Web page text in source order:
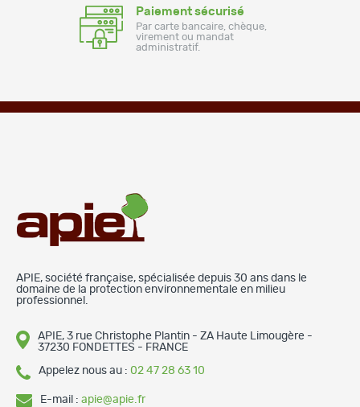
Paiement sécurisé
Par carte bancaire, chèque,
virement ou mandat
administratif.
APIE, société française, spécialisée depuis 30 ans dans le
domaine de la protection environnementale en milieu
professionnel.
APIE, 3 rue Christophe Plantin - ZA Haute Limougère -
37230 FONDETTES - FRANCE
Appelez nous au : 02 47 28 63 10
E-mail : apie@apie.fr